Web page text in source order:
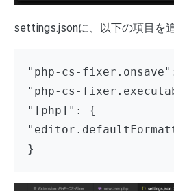
settings.jsonに、以下の項目を
"php-cs-fixer.onsave":
"php-cs-
"[php]": {
}